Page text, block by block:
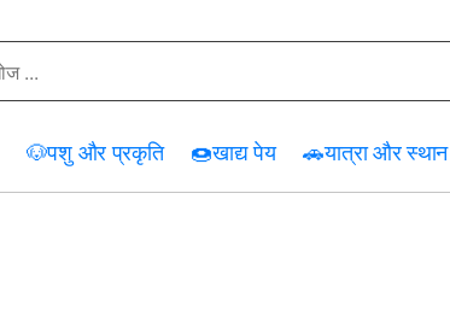
🐶पशु और प्रकृति 🍩खाद्य पेय 🚗यात्रा और स्थान